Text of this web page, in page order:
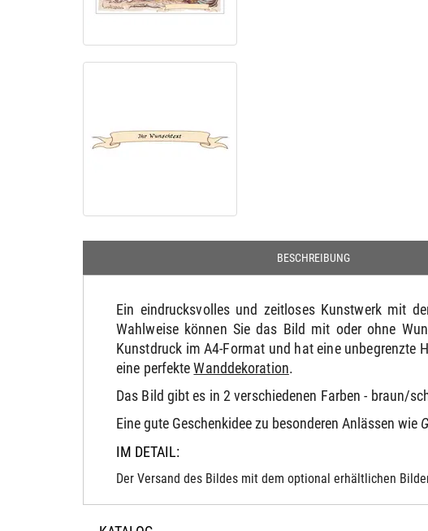
BESCHREIBUNG
Ein eindrucksvolles und zeitloses Kunstwerk mit
Wahlweise können Sie das Bild mit oder ohne
Kunstdruck im A4-Format und hat eine
eine perfekteWanddekoration.
Das Bild gibt es in 2 verschiedenen Farben - braun/
Eine gute Geschenkidee zu besonderen Anlässen wie
IM DETAIL:
Der Versand des Bildes mit dem optional erhältlichen